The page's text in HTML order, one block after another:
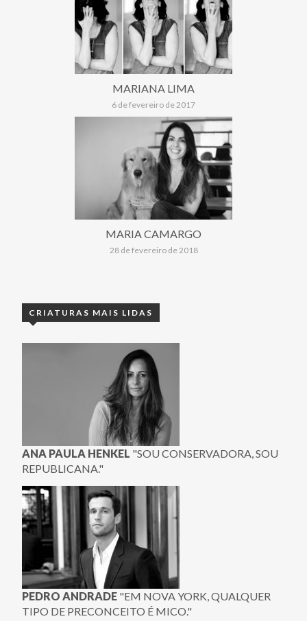
MARIANA LIMA
6 de fevereiro de 2017
MARIA CAMARGO
28 de fevereiro de 2018
CRIATURAS MAIS LIDAS
ANA PAULA HENKEL "SOU CONSERVADORA, SOU
REPUBLICANA."
PEDRO ANDRADE "EM NOVA YORK, QUALQUER
TIPO DE PRECONCEITO É MICO."